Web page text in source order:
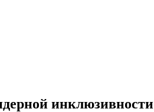
инклюзивности